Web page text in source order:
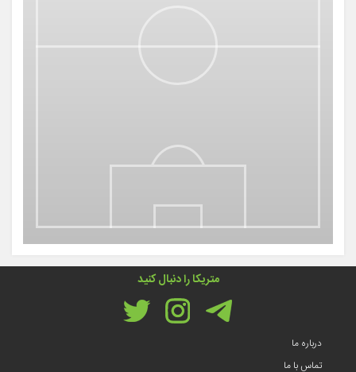
متریکا را دنبال کنید
درباره ما
تماس با ما